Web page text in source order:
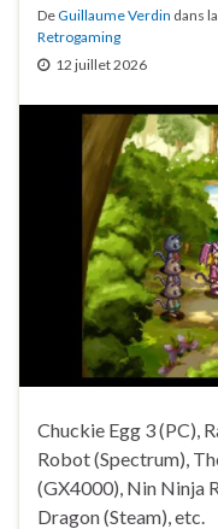
DeGuillaume Verdin dans
Retrogaming
12 juillet 2026
Chuckie Egg 3 (PC),
Robot (Spectrum),
(GX4000), Nin Ninja
Dragon (Steam), etc.